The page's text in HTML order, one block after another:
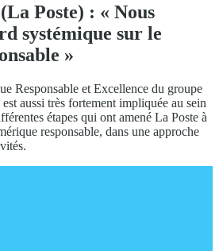
Poste) : « Nous
systémique sur le
»
Responsable et Excellence du groupe
aussi très fortement impliquée au sein
étapes qui ont amené La Poste à
responsable, dans une approche